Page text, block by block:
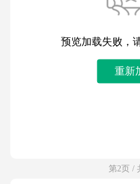
预览加载失败，
重新
第2页 /